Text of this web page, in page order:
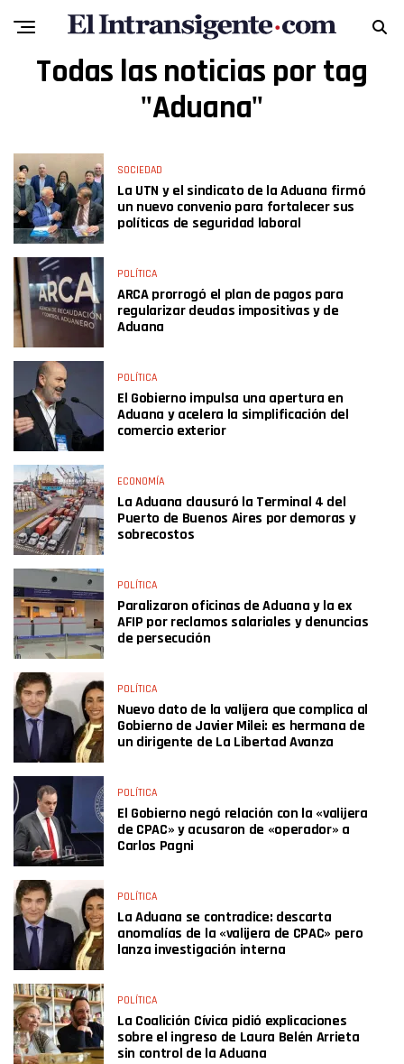
Todas las noticias por tag
"Aduana"
SOCIEDAD
La UTN y el sindicato de la Aduana firmó
un nuevo convenio para fortalecer sus
políticas de seguridad laboral
POLÍTICA
ARCA prorrogó el plan de pagos para
regularizar deudas impositivas y de
Aduana
POLÍTICA
El Gobierno impulsa una apertura en
Aduana y acelera la simplificación del
comercio exterior
ECONOMÍA
La Aduana clausuró la Terminal 4 del
Puerto de Buenos Aires por demoras y
sobrecostos
POLÍTICA
Paralizaron oficinas de Aduana y la ex
AFIP por reclamos salariales y denuncias
de persecución
POLÍTICA
Nuevo dato de la valijera que complica al
Gobierno de Javier Milei: es hermana de
un dirigente de La Libertad Avanza
POLÍTICA
El Gobierno negó relación con la «valijera
de CPAC» y acusaron de «operador» a
Carlos Pagni
POLÍTICA
La Aduana se contradice: descarta
anomalías de la «valijera de CPAC» pero
lanza investigación interna
POLÍTICA
La Coalición Cívica pidió explicaciones
sobre el ingreso de Laura Belén Arrieta
sin control de la Aduana